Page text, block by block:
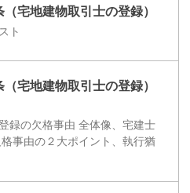
宅地建物取引士の登録）
ト
宅地建物取引士の登録）
録の欠格事由 全体像、宅建士
事由の２大ポイント、執行猶